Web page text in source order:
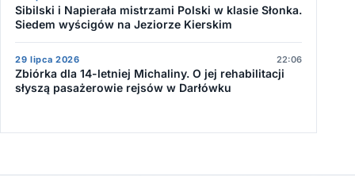
Sibilski i Napierała mistrzami Polski w klasie Słonka.
Siedem wyścigów na Jeziorze Kierskim
29 lipca 2026 22:06
Zbiórka dla 14-letniej Michaliny. O jej rehabilitacji
słyszą pasażerowie rejsów w Darłówku